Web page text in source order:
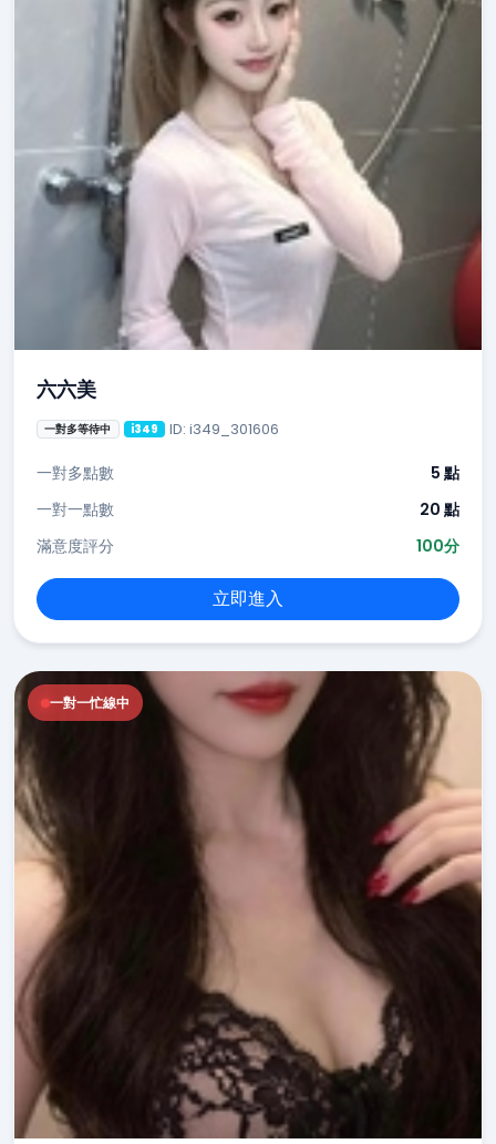
六六美
一對多等待中 i349 ID: i349_301606
一對多點數
5 點
一對一點數
20 點
滿意度評分
100分
立即進入
一對一忙線中